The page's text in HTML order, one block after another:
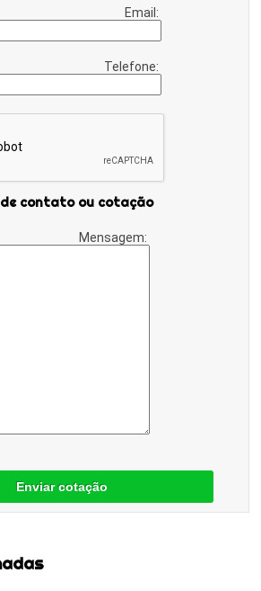
Email:
Telefone:
contato ou cotação
Mensagem:
Enviar cotação